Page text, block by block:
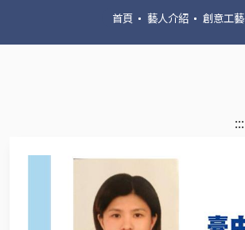
首頁 藝人介紹 創意工藝
:::